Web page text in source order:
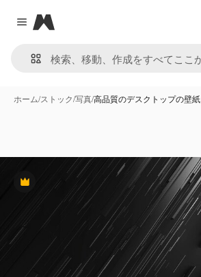
Close menu
Magnific
ホーム/ストック/写真/高品質のデスクトップの壁紙
Premium